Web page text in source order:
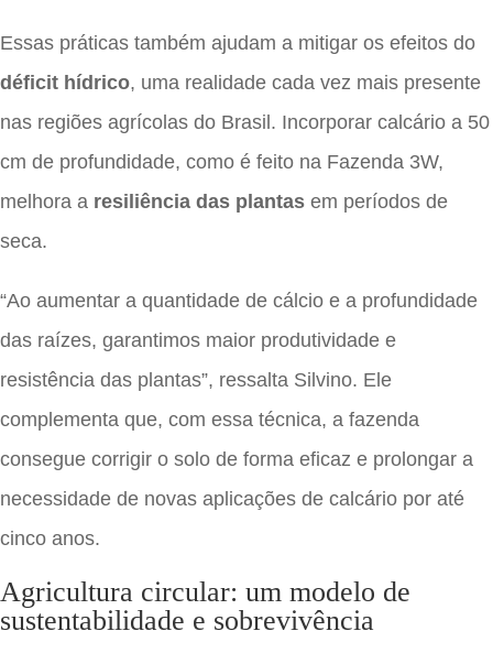
Essas práticas também ajudam a mitigar os efeitos do
déficit hídrico, uma realidade cada vez mais presente
nas regiões agrícolas do Brasil. Incorporar calcário a 50
cm de profundidade, como é feito na Fazenda 3W,
melhora a resiliência das plantas em períodos de
seca.
“Ao aumentar a quantidade de cálcio e a profundidade
das raízes, garantimos maior produtividade e
resistência das plantas”, ressalta Silvino. Ele
complementa que, com essa técnica, a fazenda
consegue corrigir o solo de forma eficaz e prolongar a
necessidade de novas aplicações de calcário por até
cinco anos.
Agricultura circular: um modelo de
sustentabilidade e sobrevivência